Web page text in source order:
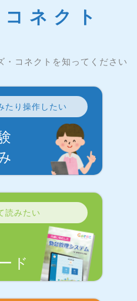
ネクト
・コネクトを知ってください
たり操作したい
読みたい
ド